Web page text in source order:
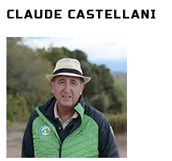
CLAUDE CASTELLANI